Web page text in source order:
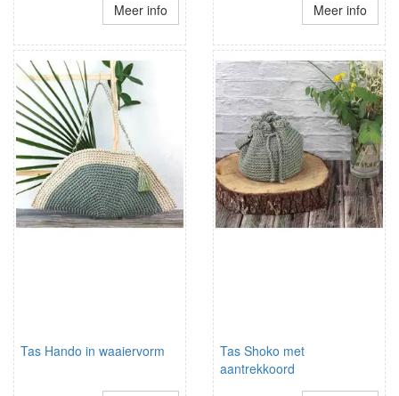
Meer info Meer info
Tas Hando in waaiervorm
Tas Shoko met
aantrekkoord